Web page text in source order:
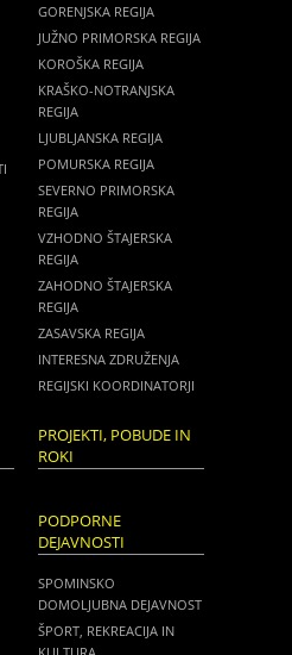
GORENJSKA REGIJA
JUŽNO PRIMORSKA REGIJA
KOROŠKA REGIJA
KRAŠKO-NOTRANJSKA
REGIJA
LJUBLJANSKA REGIJA
POMURSKA REGIJA
SEVERNO PRIMORSKA
REGIJA
VZHODNO ŠTAJERSKA
REGIJA
ZAHODNO ŠTAJERSKA
REGIJA
ZASAVSKA REGIJA
INTERESNA ZDRUŽENJA
REGIJSKI KOORDINATORJI
PROJEKTI, POBUDE IN
ROKI
PODPORNE
DEJAVNOSTI
SPOMINSKO
DOMOLJUBNA DEJAVNOST
ŠPORT, REKREACIJA IN